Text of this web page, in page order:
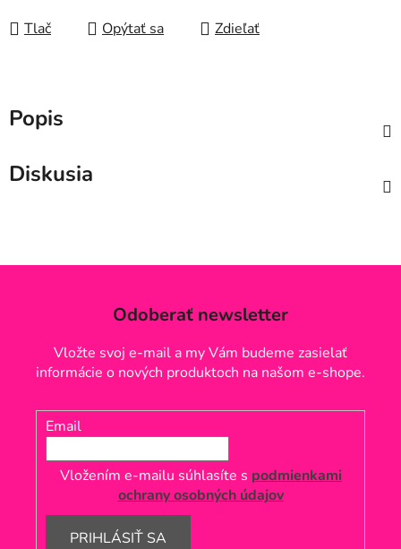
Tlač Opýtať sa Zdieľať
Popis
Diskusia
Odoberať newsletter
Vložte svoj e-mail a my Vám budeme zasielať
informácie o nových produktoch na našom e-shope.
Email
Vložením e-mailu súhlasíte s podmienkami
ochrany osobných údajov
PRIHLÁSIŤ SA